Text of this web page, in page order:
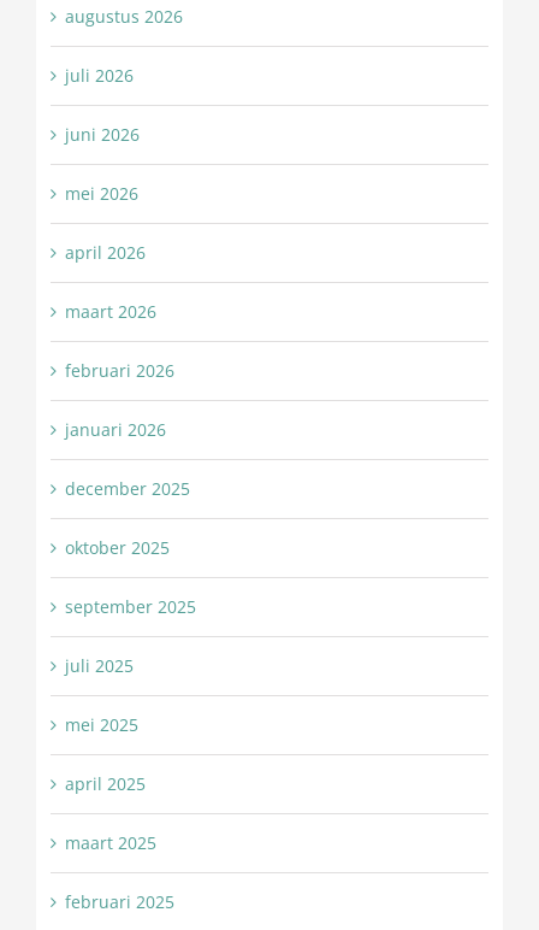
augustus 2026
juli 2026
juni 2026
mei 2026
april 2026
maart 2026
februari 2026
januari 2026
december 2025
oktober 2025
september 2025
juli 2025
mei 2025
april 2025
maart 2025
februari 2025